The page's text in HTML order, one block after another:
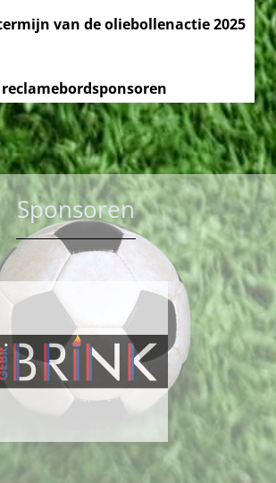
van de oliebollenactie 2025
reclamebordsponsoren
Sponsoren